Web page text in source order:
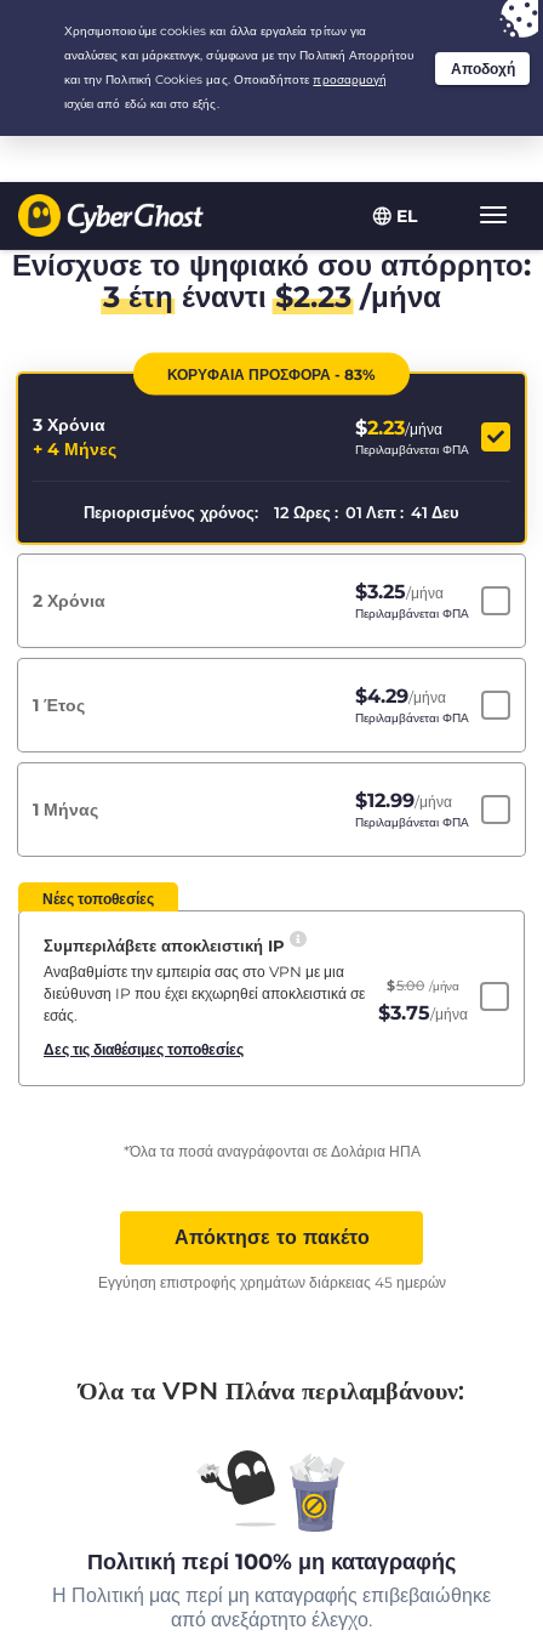
EL
Your choice:The Best Dealfor 3.3333333333333-years at $
/month
Ενίσχυσε το ψηφιακό σου απόρρητο:
3 έτηέναντι$2.23/μήνα
ΚΟΡΥΦΑΙΑ ΠΡΟΣΦΟΡΑ - 83%
3 Χρόνια
+ 4 Μήνες
$2.23/μήνα
Περιλαμβάνεται ΦΠΑ
Περιορισμένος χρόνος: 12 Ωρες : 01 Λεπ: 41 Δευ
2 Χρόνια $3.25/μήνα
Περιλαμβάνεται ΦΠΑ
1 Έτος $4.29/μήνα
Περιλαμβάνεται ΦΠΑ
1 Μήνας $12.99/μήνα
Περιλαμβάνεται ΦΠΑ
Νέες τοποθεσίες
Συμπεριλάβετε αποκλειστική IP
Αναβαθμίστε την εμπειρία σας στο VPN με μια
διεύθυνση IP που έχει εκχωρηθεί αποκλειστικά σε
εσάς.
Δες τις διαθέσιμες τοποθεσίες
$5.00 /μήνα
$3.75/μήνα
*Όλα τα ποσά αναγράφονται σε Δολάρια ΗΠΑ
Απόκτησε το πακέτο
Εγγύηση επιστροφής χρημάτων διάρκειας 45 ημερών
Όλα τα VPN Πλάνα περιλαμβάνουν:
Πολιτική περί 100% μη καταγραφής
Η Πολιτική μας περί μη καταγραφής επιβεβαιώθηκε
από ανεξάρτητο έλεγχο.